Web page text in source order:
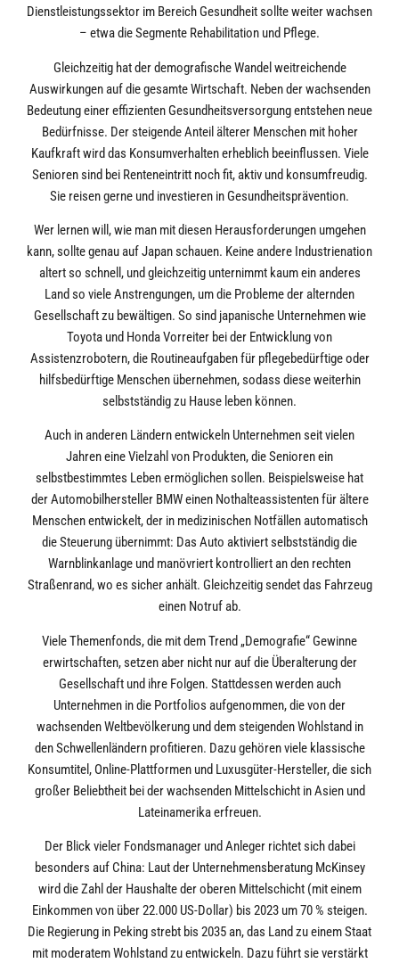
Dienstleistungssektor im Bereich Gesundheit sollte weiter wachsen
– etwa die Segmente Rehabilitation und Pflege.
Gleichzeitig hat der demografische Wandel weitreichende
Auswirkungen auf die gesamte Wirtschaft. Neben der wachsenden
Bedeutung einer effizienten Gesundheitsversorgung entstehen neue
Bedürfnisse. Der steigende Anteil älterer Menschen mit hoher
Kaufkraft wird das Konsumverhalten erheblich beeinflussen. Viele
Senioren sind bei Renteneintritt noch fit, aktiv und konsumfreudig.
Sie reisen gerne und investieren in Gesundheitsprävention.
Wer lernen will, wie man mit diesen Herausforderungen umgehen
kann, sollte genau auf Japan schauen. Keine andere Industrienation
altert so schnell, und gleichzeitig unternimmt kaum ein anderes
Land so viele Anstrengungen, um die Probleme der alternden
Gesellschaft zu bewältigen. So sind japanische Unternehmen wie
Toyota und Honda Vorreiter bei der Entwicklung von
Assistenzrobotern, die Routineaufgaben für pflegebedürftige oder
hilfsbedürftige Menschen übernehmen, sodass diese weiterhin
selbstständig zu Hause leben können.
Auch in anderen Ländern entwickeln Unternehmen seit vielen
Jahren eine Vielzahl von Produkten, die Senioren ein
selbstbestimmtes Leben ermöglichen sollen. Beispielsweise hat
der Automobilhersteller BMW einen Nothalteassistenten für ältere
Menschen entwickelt, der in medizinischen Notfällen automatisch
die Steuerung übernimmt: Das Auto aktiviert selbstständig die
Warnblinkanlage und manövriert kontrolliert an den rechten
Straßenrand, wo es sicher anhält. Gleichzeitig sendet das Fahrzeug
einen Notruf ab.
Viele Themenfonds, die mit dem Trend „Demografie“ Gewinne
erwirtschaften, setzen aber nicht nur auf die Überalterung der
Gesellschaft und ihre Folgen. Stattdessen werden auch
Unternehmen in die Portfolios aufgenommen, die von der
wachsenden Weltbevölkerung und dem steigenden Wohlstand in
den Schwellenländern profitieren. Dazu gehören viele klassische
Konsumtitel, Online-Plattformen und Luxusgüter-Hersteller, die sich
großer Beliebtheit bei der wachsenden Mittelschicht in Asien und
Lateinamerika erfreuen.
Der Blick vieler Fondsmanager und Anleger richtet sich dabei
besonders auf China: Laut der Unternehmensberatung McKinsey
wird die Zahl der Haushalte der oberen Mittelschicht (mit einem
Einkommen von über 22.000 US-Dollar) bis 2023 um 70 % steigen.
Die Regierung in Peking strebt bis 2035 an, das Land zu einem Staat
mit moderatem Wohlstand zu entwickeln. Dazu führt sie verstärkt